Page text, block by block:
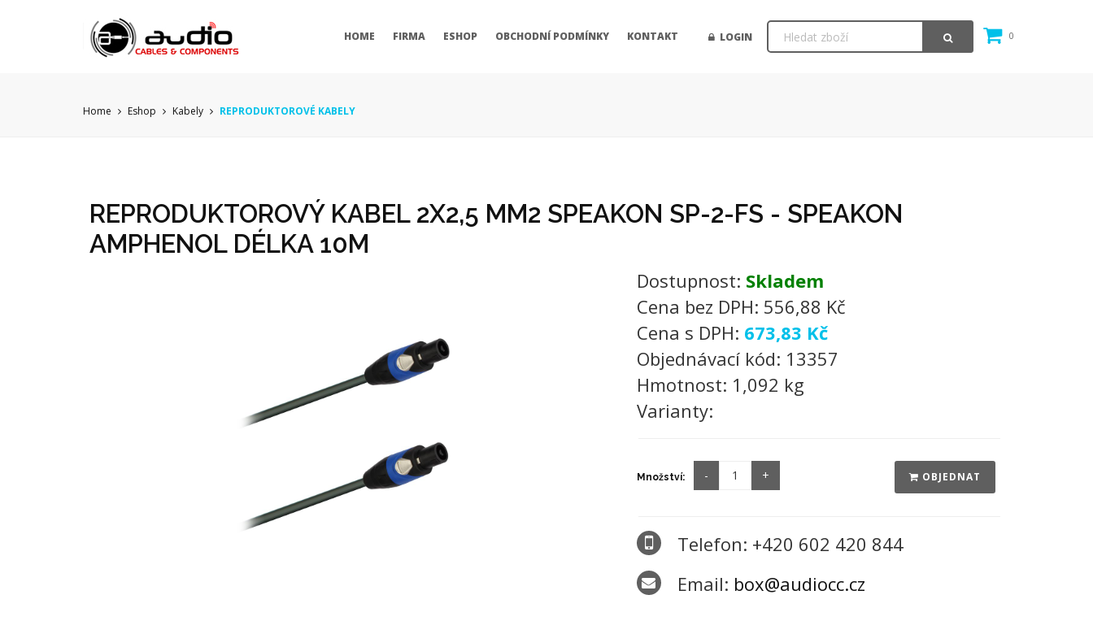
0
LOGIN
HOME FIRMA ESHOP OBCHODNÍ PODMÍNKY KONTAKT
Home Eshop Kabely REPRODUKTOROVÉ KABELY
REPRODUKTOROVÝ KABEL 2X2,5 MM2 SPEAKON SP-2-FS - SPEAKON
AMPHENOL DÉLKA 10M
Dostupnost: Skladem
Cena bez DPH: 556,88 Kč
Cena s DPH: 673,83 Kč
Objednávací kód: 13357
Hmotnost: 1,092 kg
Varianty:
Množství: OBJEDNAT
Telefon: +420 602 420 844
Email: box@audiocc.cz